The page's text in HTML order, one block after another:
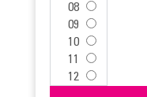
08
09
10
11
12